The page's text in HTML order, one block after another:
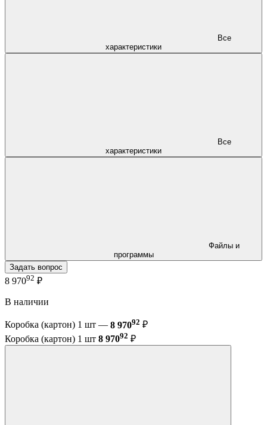
характеристики
характеристики
программы
Задать вопрос
8 97092 ₽
В наличии
Коробка (картон) 1 шт — 8 97092 ₽
Коробка (картон) 1 шт 8 97092 ₽